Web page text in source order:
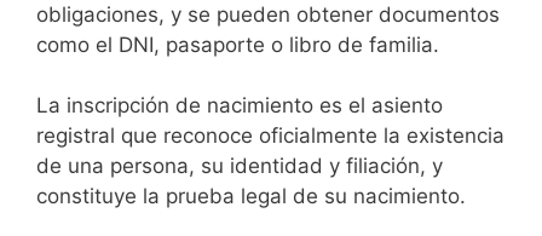
obligaciones, y se pueden obtener documentos
como el DNI, pasaporte o libro de familia.
La inscripción de nacimiento es el asiento
registral que reconoce oficialmente la existencia
de una persona, su identidad y filiación, y
constituye la prueba legal de su nacimiento.